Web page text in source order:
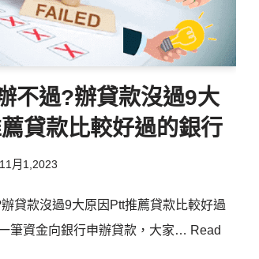
不過?辦貸款沒過9大
貸款比較好過的銀行
11月1,2023
貸款沒過9大原因Ptt推薦貸款比較好過
筆資金向銀行申辦貸款，大家… Read